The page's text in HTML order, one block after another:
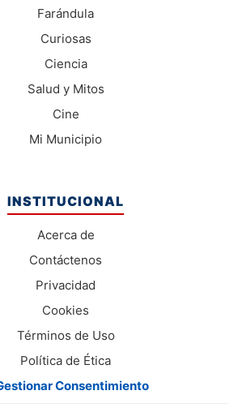
Farándula
Curiosas
Ciencia
Salud y Mitos
Cine
Mi Municipio
INSTITUCIONAL
Acerca de
Contáctenos
Privacidad
Cookies
Términos de Uso
Política de Ética
Consentimiento